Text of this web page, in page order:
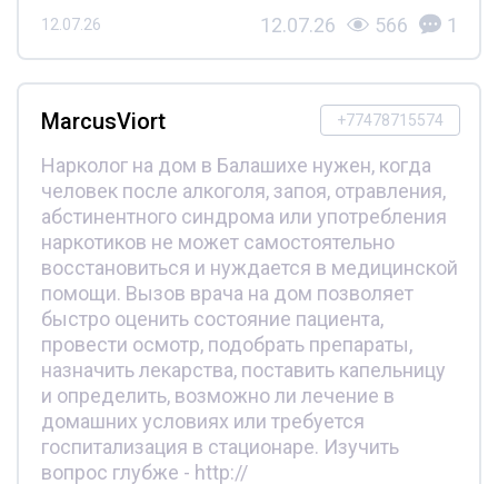
12.07.26 12.07.26 566 1
+77478715574
MarcusViort
Нарколог на дом в Балашихе нужен, когда
человек после алкоголя, запоя, отравления,
абстинентного синдрома или употребления
наркотиков не может самостоятельно
восстановиться и нуждается в медицинской
помощи. Вызов врача на дом позволяет
быстро оценить состояние пациента,
провести осмотр, подобрать препараты,
назначить лекарства, поставить капельницу
и определить, возможно ли лечение в
домашних условиях или требуется
госпитализация в стационаре. Изучить
вопрос глубже - http://